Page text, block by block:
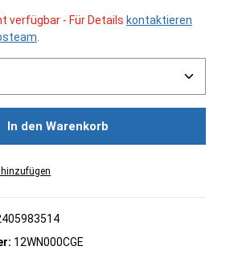
verfügbar - Für Details kontaktieren
Gib den gewünschten Wert ein
In den Warenkorb
12WN000CGE